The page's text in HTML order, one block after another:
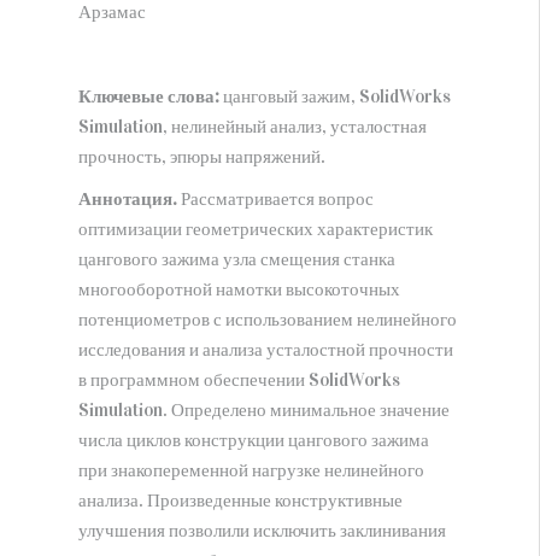
ФОМ
НИЦ МС (Новокузнецк)
СПбФ НИЦ МС (Санкт-Петербург)
О ЦЕНТРЕ
Публикационная этика
НИР и ОКР
КОНТАКТЫ
Арзамас
Ключевые слова:цанговый зажим, SolidWorks
Simulation, нелинейный анализ, усталостная
прочность, эпюры напряжений.
Аннотация.Рассматривается вопрос
оптимизации геометрических характеристик
цангового зажима узла смещения станка
многооборотной намотки высокоточных
потенциометров с использованием нелинейного
исследования и анализа усталостной прочности
в программном обеспечении SolidWorks
Simulation. Определено минимальное значение
числа циклов конструкции цангового зажима
при знакопеременной нагрузке нелинейного
анализа. Произведенные конструктивные
улучшения позволили исключить заклинивания